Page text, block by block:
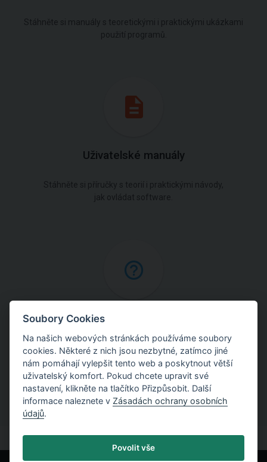
Stáhněte si manuály s teoretickými i praktickými ukázkami
použití programů.
Uživatelské manuály
Stáhněte si příručky s teorií i praktickými návody,
jak ovládat software.
Online nápověda
Najděte podrobné vysvětlení postupů použitých
v programech.
Soubory Cookies
Na našich webových stránkách používáme soubory
cookies. Některé z nich jsou nezbytné, zatímco jiné
nám pomáhají vylepšit tento web a poskytnout větší
uživatelský komfort. Pokud chcete upravit své
nastavení, klikněte na tlačítko Přizpůsobit. Další
informace naleznete v Zásadách ochrany osobních
údajů.
Povolit vše